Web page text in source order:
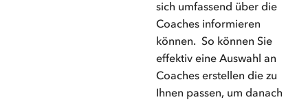
sich umfassend über die
Coaches informieren
können. So können Sie
effektiv eine Auswahl an
Coaches erstellen die zu
Ihnen passen, um danach